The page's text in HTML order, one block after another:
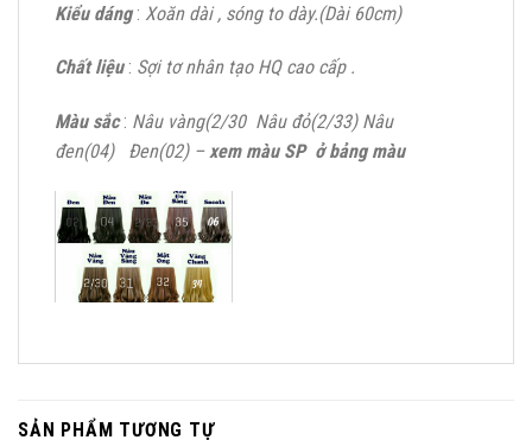
Kiểu dáng: Xoăn dài , sóng to dày.(Dài 60cm)
Chất liệu: Sợi tơ nhân tạo HQ cao cấp .
Màu sắc: Nâu vàng(2/30 Nâu đỏ(2/33) Nâu
đen(04)
Đen(02) –xem màu SP ở bảng màu
SẢN PHẨM TƯƠNG TỰ